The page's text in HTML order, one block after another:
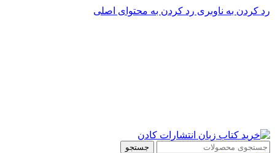
رد کردن به ناوبری رد کردن به محتوای اصلی
جستجو